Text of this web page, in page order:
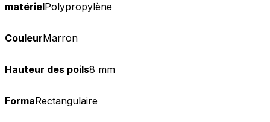
matérielPolypropylène
CouleurMarron
Hauteur des poils8 mm
FormaRectangulaire